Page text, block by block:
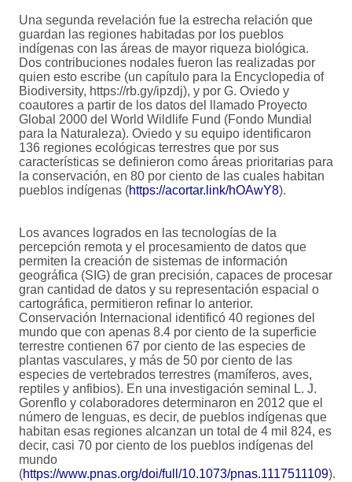
Una segunda revelación fue la estrecha relación que
guardan las regiones habitadas por los pueblos
indígenas con las áreas de mayor riqueza biológica.
Dos contribuciones nodales fueron las realizadas por
quien esto escribe (un capítulo para la Encyclopedia of
Biodiversity, https://rb.gy/ipzdj), y por G. Oviedo y
coautores a partir de los datos del llamado Proyecto
Global 2000 del World Wildlife Fund (Fondo Mundial
para la Naturaleza). Oviedo y su equipo identificaron
136 regiones ecológicas terrestres que por sus
características se definieron como áreas prioritarias para
la conservación, en 80 por ciento de las cuales habitan
pueblos indígenas (https://acortar.link/hOAwY8).
Los avances logrados en las tecnologías de la
percepción remota y el procesamiento de datos que
permiten la creación de sistemas de información
geográfica (SIG) de gran precisión, capaces de procesar
gran cantidad de datos y su representación espacial o
cartográfica, permitieron refinar lo anterior.
Conservación Internacional identificó 40 regiones del
mundo que con apenas 8.4 por ciento de la superficie
terrestre contienen 67 por ciento de las especies de
plantas vasculares, y más de 50 por ciento de las
especies de vertebrados terrestres (mamíferos, aves,
reptiles y anfibios). En una investigación seminal L. J.
Gorenflo y colaboradores determinaron en 2012 que el
número de lenguas, es decir, de pueblos indígenas que
habitan esas regiones alcanzan un total de 4 mil 824, es
decir, casi 70 por ciento de los pueblos indígenas del
mundo
(https://www.pnas.org/doi/full/10.1073/pnas.1117511109).